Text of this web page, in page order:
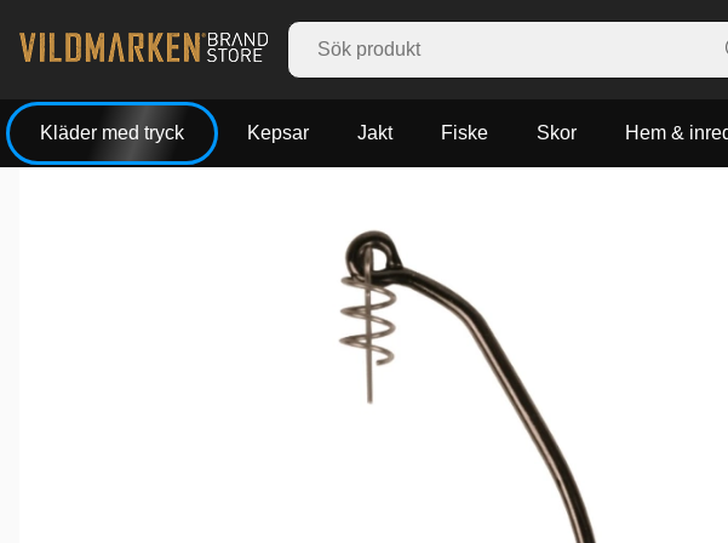
Kläder med tryck Kepsar Jakt Fiske Skor Hem &